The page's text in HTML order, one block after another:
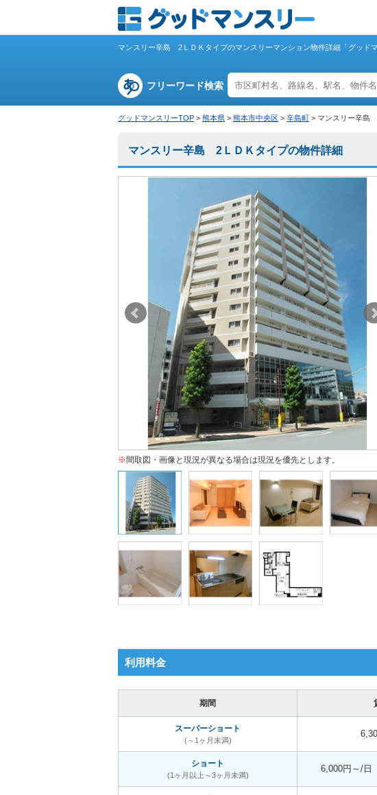
マンスリー辛島 2ＬＤＫタイプのマンスリーマンション物件詳細「グッドマ
フリーワード検索
グッドマンスリーTOP > 熊本県 > 熊本市中央区 > 辛島町 > マンスリー辛島
マンスリー辛島 2ＬＤＫタイプの物件詳細
※間取図・画像と現況が異なる場合は現況を優先とします。
利用料金
期間
スーパーショート
(～1ヶ月未満)
ショート
(1ヶ月以上～3ヶ月未満)
6,000円～/日